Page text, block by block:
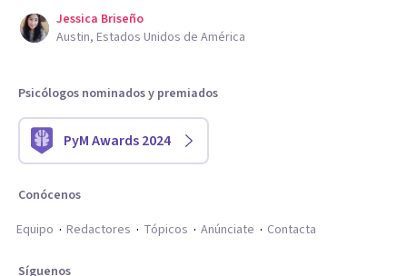
Jessica Briseño
Austin, Estados Unidos de América
Psicólogos nominados y premiados
PyM Awards 2024
Conócenos
Equipo
Redactores Tópicos Anúnciate Contacta
Síguenos